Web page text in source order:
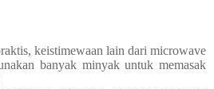
keistimewaan lain dari microwave
banyak minyak untuk memasak